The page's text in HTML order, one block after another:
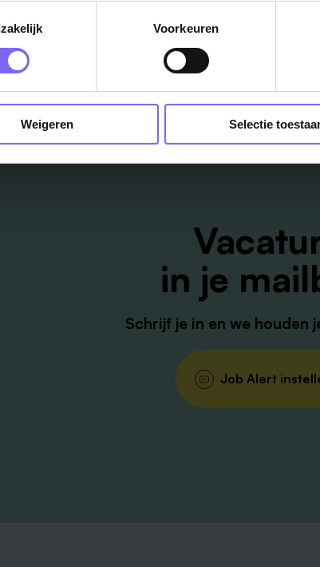
Voorkeuren
Weigeren Selectie
in je
Schrijf je in en we houden
Job Alert